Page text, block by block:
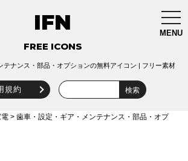
MENU
IFN
FREE ICONS
テナンス・部品・オプションの無料アイコン | フリー素材
規約
電 > 歯車・設定・ギア・メンテナンス・部品・オプ